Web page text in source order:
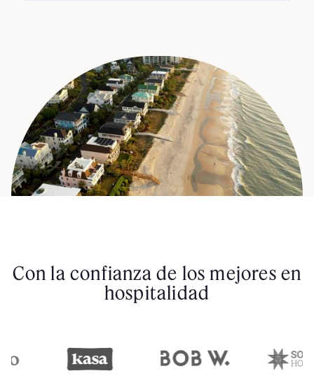
Con la confianza de los mejores en
hospitalidad